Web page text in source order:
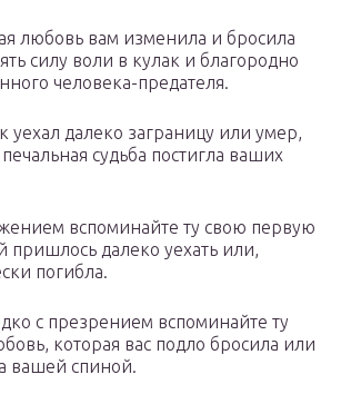
любовь вам изменила и бросила
силу воли в кулак и благородно
человека-предателя.
уехал далеко заграницу или умер,
судьба постигла ваших
вспоминайте ту свою первую
пришлось далеко уехать или,
погибла.
с презрением вспоминайте ту
которая вас подло бросила или
вашей спиной.